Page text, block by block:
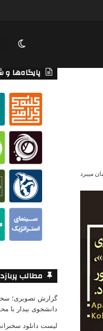
پایگاه‌ها
مطالب
گزارش تصویری؛
دانشجوی بیدار با